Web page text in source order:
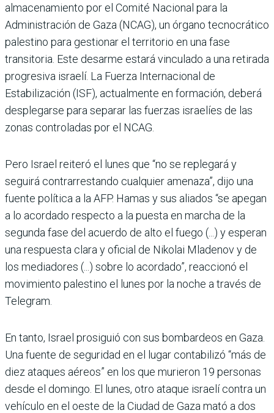
almacenamiento por el Comité Nacional para la
Administración de Gaza (NCAG), un órgano tecnocrático
palestino para gestionar el territorio en una fase
transitoria. Este desarme estará vinculado a una retirada
progresiva israelí. La Fuerza Internacional de
Estabilización (ISF), actualmente en formación, deberá
desplegarse para separar las fuerzas israelíes de las
zonas controladas por el NCAG.
Pero Israel reiteró el lunes que “no se replegará y
seguirá contrarrestando cualquier amenaza”, dijo una
fuente política a la AFP. Hamas y sus aliados “se apegan
a lo acordado respecto a la puesta en marcha de la
segunda fase del acuerdo de alto el fuego (...) y esperan
una respuesta clara y oficial de Nikolai Mladenov y de
los mediadores (...) sobre lo acordado”, reaccionó el
movimiento palestino el lunes por la noche a través de
Telegram.
En tanto, Israel prosiguió con sus bombardeos en Gaza.
Una fuente de seguridad en el lugar contabilizó “más de
diez ataques aéreos” en los que murieron 19 personas
desde el domingo. El lunes, otro ataque israelí contra un
vehículo en el oeste de la Ciudad de Gaza mató a dos